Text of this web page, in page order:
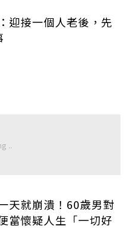
迎接一個人老後，先
天就崩潰！60歲男對
當懷疑人生「一切好